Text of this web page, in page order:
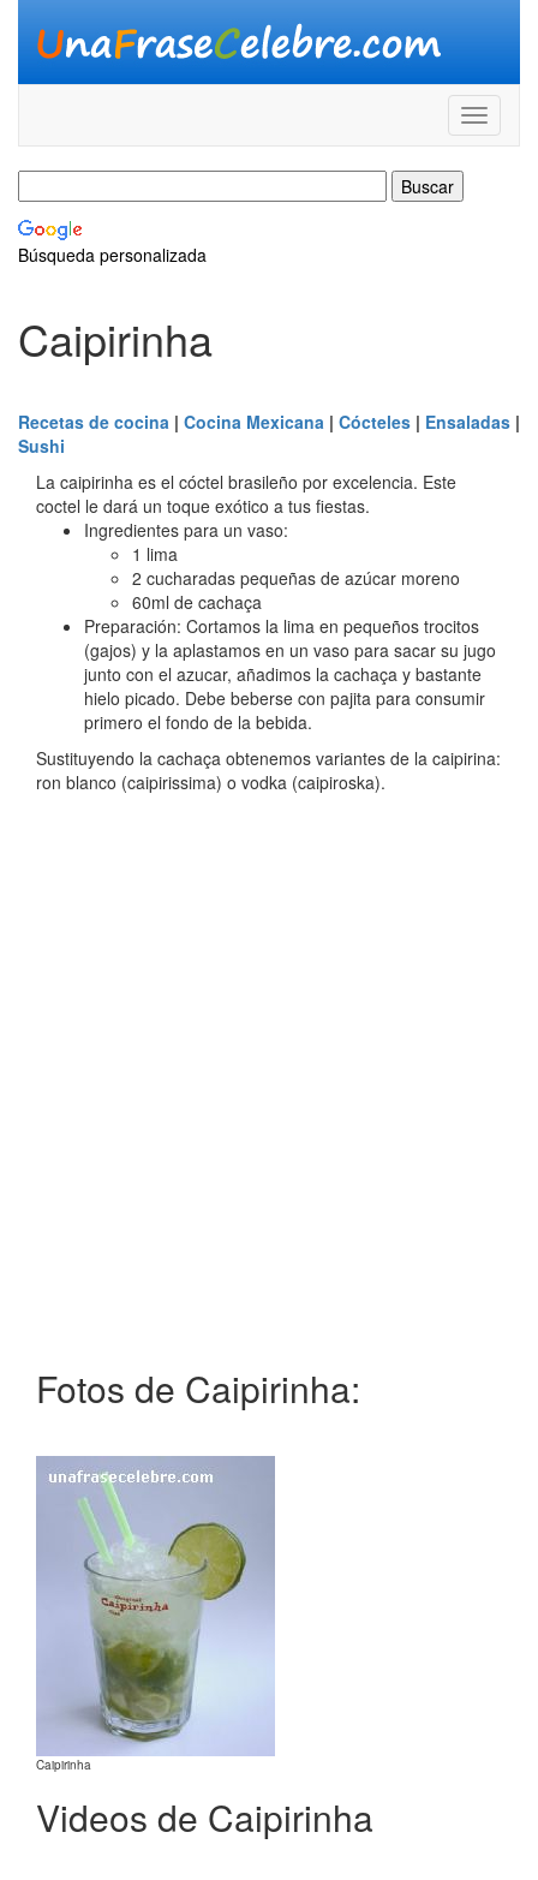
Búsqueda personalizada
Caipirinha
Recetas de cocina | Cocina Mexicana | Cócteles | Ensaladas |
Sushi
La caipirinha es el cóctel brasileño por excelencia. Este
coctel le dará un toque exótico a tus fiestas.
Ingredientes para un vaso:
1 lima
2 cucharadas pequeñas de azúcar moreno
60ml de cachaça
Preparación: Cortamos la lima en pequeños trocitos
(gajos) y la aplastamos en un vaso para sacar su jugo
junto con el azucar, añadimos la cachaça y bastante
hielo picado. Debe beberse con pajita para consumir
primero el fondo de la bebida.
Sustituyendo la cachaça obtenemos variantes de la caipirina:
ron blanco (caipirissima) o vodka (caipiroska).
Fotos de Caipirinha:
Caipirinha
Videos de Caipirinha